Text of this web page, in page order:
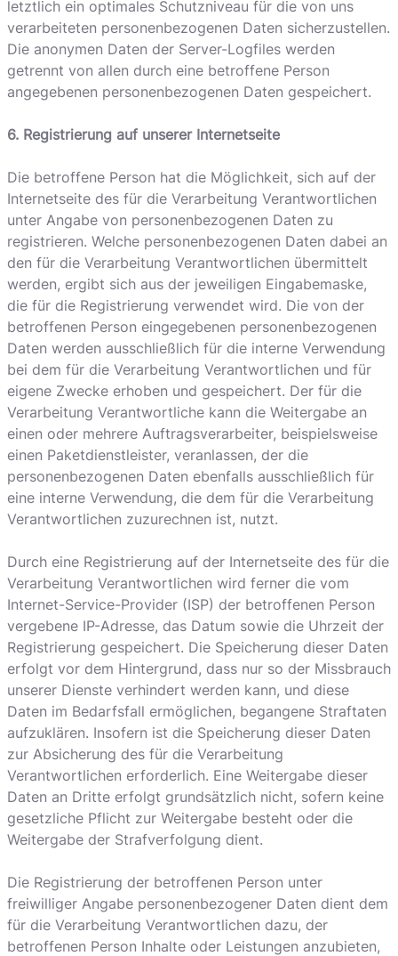
letztlich ein optimales Schutzniveau für die von uns
verarbeiteten personenbezogenen Daten sicherzustellen.
Die anonymen Daten der Server-Logfiles werden
getrennt von allen durch eine betroffene Person
angegebenen personenbezogenen Daten gespeichert.
6. Registrierung auf unserer Internetseite
Die betroffene Person hat die Möglichkeit, sich auf der
Internetseite des für die Verarbeitung Verantwortlichen
unter Angabe von personenbezogenen Daten zu
registrieren. Welche personenbezogenen Daten dabei an
den für die Verarbeitung Verantwortlichen übermittelt
werden, ergibt sich aus der jeweiligen Eingabemaske,
die für die Registrierung verwendet wird. Die von der
betroffenen Person eingegebenen personenbezogenen
Daten werden ausschließlich für die interne Verwendung
bei dem für die Verarbeitung Verantwortlichen und für
eigene Zwecke erhoben und gespeichert. Der für die
Verarbeitung Verantwortliche kann die Weitergabe an
einen oder mehrere Auftragsverarbeiter, beispielsweise
einen Paketdienstleister, veranlassen, der die
personenbezogenen Daten ebenfalls ausschließlich für
eine interne Verwendung, die dem für die Verarbeitung
Verantwortlichen zuzurechnen ist, nutzt.
Durch eine Registrierung auf der Internetseite des für die
Verarbeitung Verantwortlichen wird ferner die vom
Internet-Service-Provider (ISP) der betroffenen Person
vergebene IP-Adresse, das Datum sowie die Uhrzeit der
Registrierung gespeichert. Die Speicherung dieser Daten
erfolgt vor dem Hintergrund, dass nur so der Missbrauch
unserer Dienste verhindert werden kann, und diese
Daten im Bedarfsfall ermöglichen, begangene Straftaten
aufzuklären. Insofern ist die Speicherung dieser Daten
zur Absicherung des für die Verarbeitung
Verantwortlichen erforderlich. Eine Weitergabe dieser
Daten an Dritte erfolgt grundsätzlich nicht, sofern keine
gesetzliche Pflicht zur Weitergabe besteht oder die
Weitergabe der Strafverfolgung dient.
Die Registrierung der betroffenen Person unter
freiwilliger Angabe personenbezogener Daten dient dem
für die Verarbeitung Verantwortlichen dazu, der
betroffenen Person Inhalte oder Leistungen anzubieten,